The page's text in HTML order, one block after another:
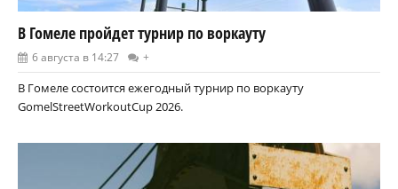
В Гомеле пройдет турнир по воркауту
6 августа в 14:27 +
В Гомеле состоится ежегодный турнир по воркауту
GomelStreetWorkoutCup 2026.